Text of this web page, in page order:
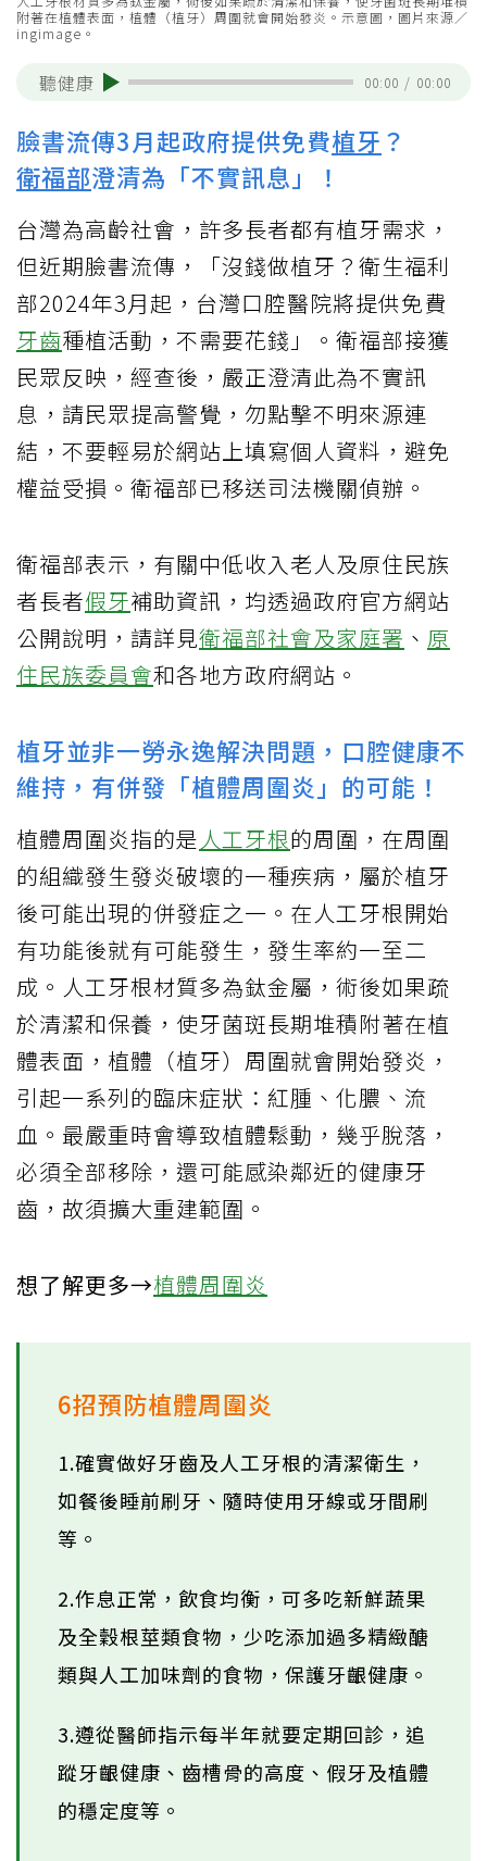
附著在植體表面，植體（植牙）周圍就會開始發炎。示意圖，圖片來源／
ingimage。
聽健康 00:00 / 00:00
臉書流傳3月起政府提供免費植牙 ？
衛福部澄清為「不實訊息」！
台灣為高齡社會，許多長者都有植牙需求，
但近期臉書流傳，「沒錢做植牙？衛生福利
部2024年3月起，台灣口腔醫院將提供免費
牙齒種植活動，不需要花錢」。衛福部接獲
民眾反映，經查後，嚴正澄清此為不實訊
息，請民眾提高警覺，勿點擊不明來源連
結，不要輕易於網站上填寫個人資料，避免
權益受損。衛福部已移送司法機關偵辦。
衛福部表示，有關中低收入老人及原住民族
者長者假牙補助資訊，均透過政府官方網站
公開說明，請詳見衛福部社會及家庭署 、 原
住民族委員會和各地方政府網站。
植牙並非一勞永逸解決問題，口腔健康不
維持，有併發「植體周圍炎」的可能！
植體周圍炎指的是人工牙根的周圍，在周圍
的組織發生發炎破壞的一種疾病，屬於植牙
後可能出現的併發症之一。在人工牙根開始
有功能後就有可能發生，發生率約一至二
成。人工牙根材質多為鈦金屬，術後如果疏
於清潔和保養，使牙菌斑長期堆積附著在植
體表面，植體（植牙）周圍就會開始發炎，
引起一系列的臨床症狀：紅腫、化膿、流
血。最嚴重時會導致植體鬆動，幾乎脫落，
必須全部移除，還可能感染鄰近的健康牙
齒，故須擴大重建範圍。
想了解更多→植體周圍炎
6招預防植體周圍炎
1.確實做好牙齒及人工牙根的清潔衛生，
如餐後睡前刷牙、隨時使用牙線或牙間刷
等。
2.作息正常，飲食均衡，可多吃新鮮蔬果
及全穀根莖類食物，少吃添加過多精緻醣
類與人工加味劑的食物，保護牙齦健康。
3.遵從醫師指示每半年就要定期回診，追
蹤牙齦健康、齒槽骨的高度、假牙及植體
的穩定度等。